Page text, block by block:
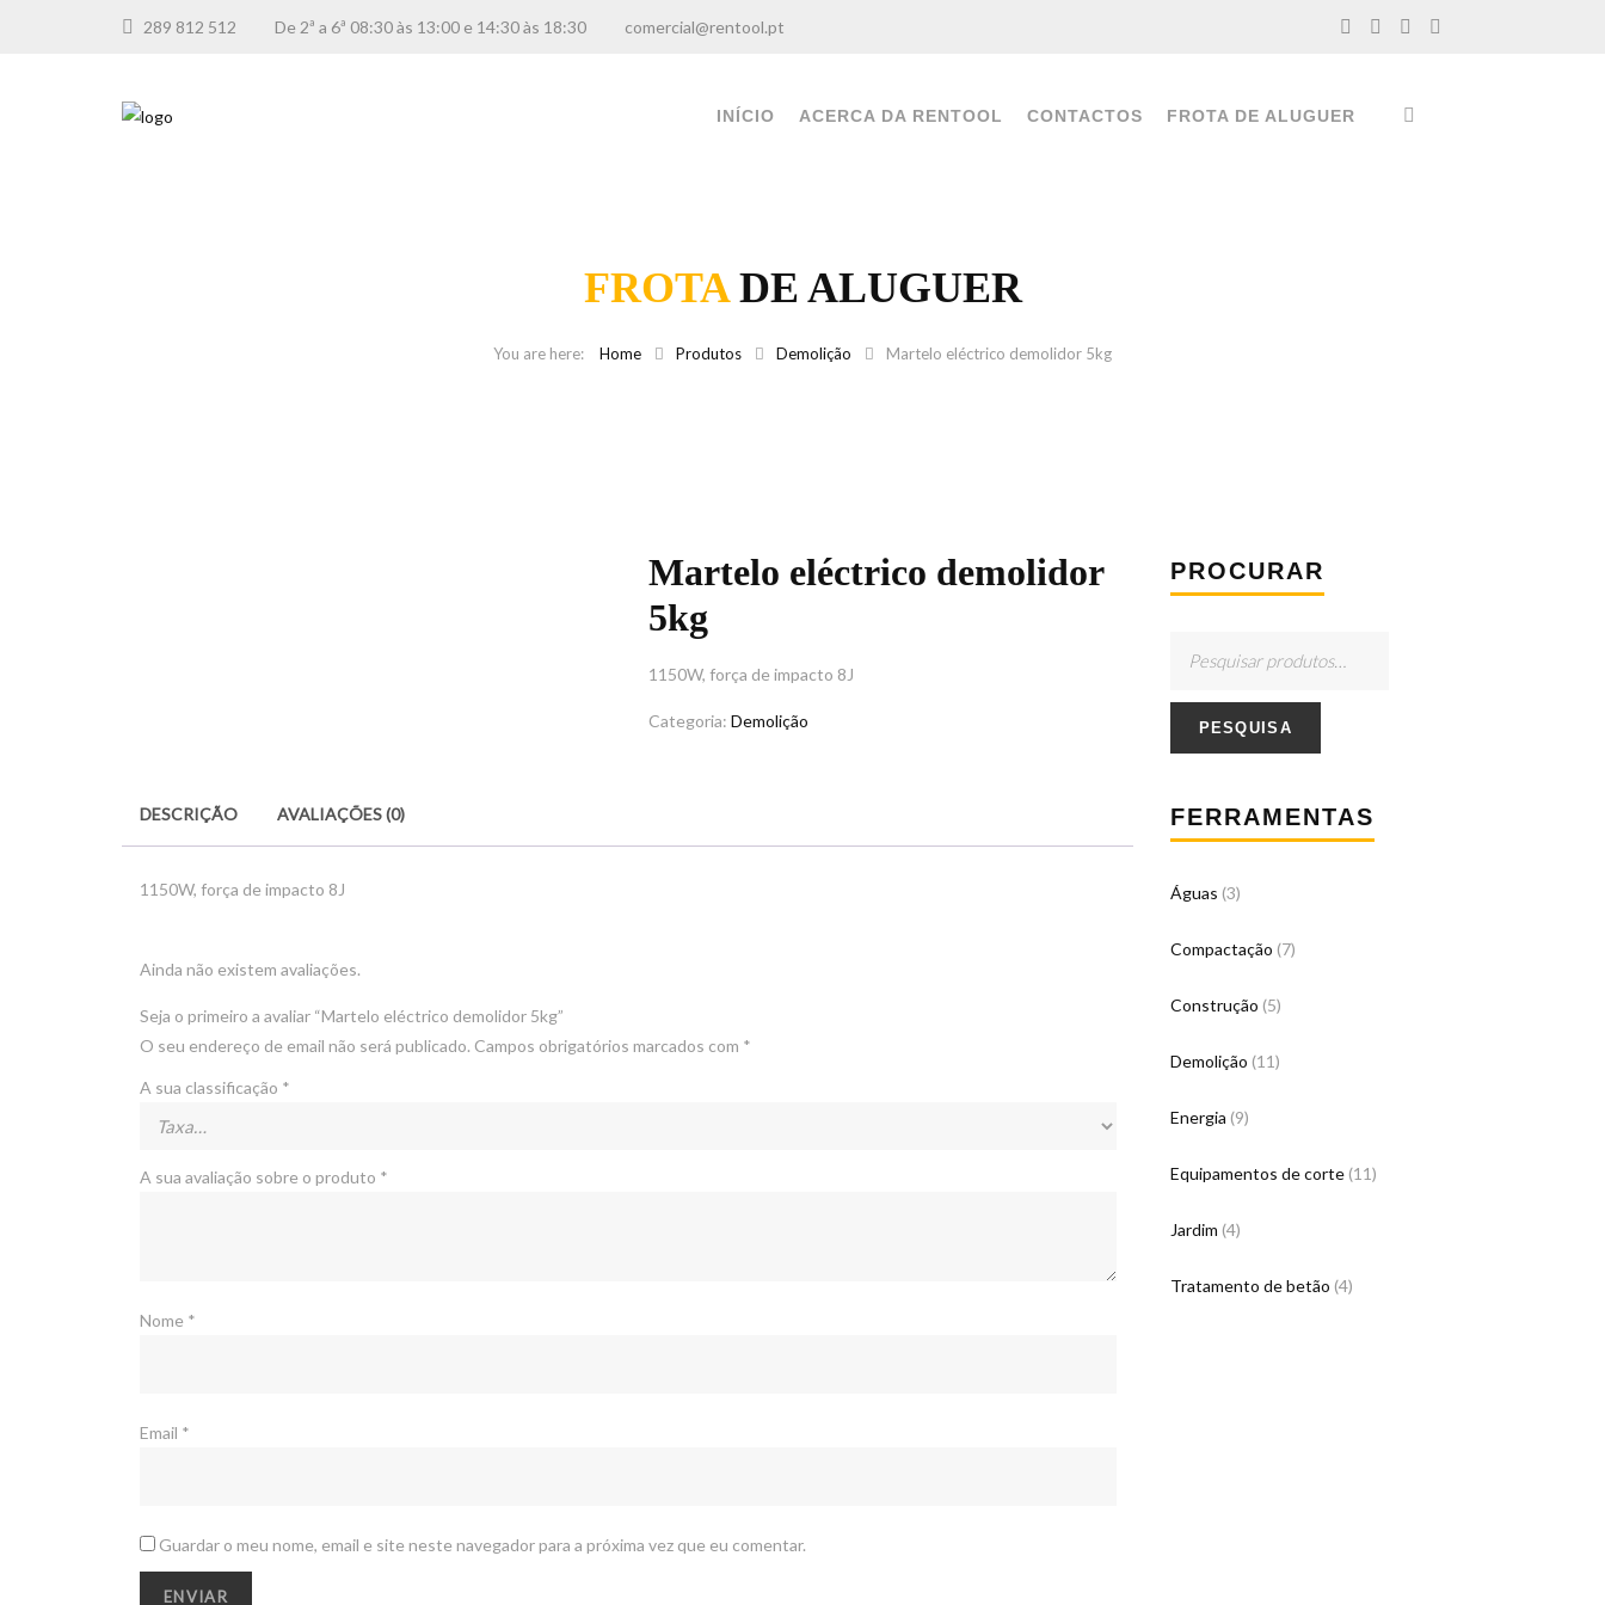
289 812 512 De 2ª a 6ª 08:30 às 13:00 e 14:30 às 18:30 comercial@rentool.pt
INÍCIO ACERCA DA RENTOOL CONTACTOS FROTA DE ALUGUER
FROTADE ALUGUER
Home Produtos Demolição Martelo eléctrico demolidor 5kg
Martelo eléctrico demolidor
5kg
1150W, força de impacto 8J
Categoria: Demolição
DESCRIÇÃO AVALIAÇÕES (0)
1150W, força de impacto 8J
Ainda não existem avaliações.
Seja o primeiro a avaliar “Martelo eléctrico demolidor 5kg”
O seu endereço de email não será publicado. Campos obrigatórios marcados com *
A sua classificação *
A sua avaliação sobre o produto *
Nome *
Email *
Guardar o meu nome, email e site neste navegador para a próxima vez que eu comentar.
PROCURAR
PESQUISA
FERRAMENTAS
Águas (3)
Compactação (7)
Construção (5)
Demolição (11)
Energia (9)
Equipamentos de corte (11)
Jardim (4)
Tratamento de betão (4)